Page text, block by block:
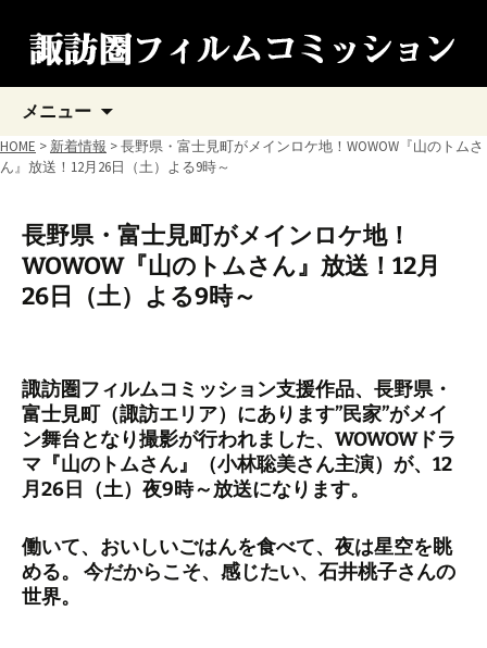
メニュー
テ
ン
ツ
ス
キ
ッ
HOME > 新着情報 > 長野県・富士見町がメインロケ地！WOWOW『山のトムさ
ん』放送！12月26日（土）よる9時～
長野県・富士見町がメインロケ地！
WOWOW『山のトムさん』放送！12月
26日（土）よる9時～
諏訪圏フィルムコミッション支援作品、長野県・
富士見町（諏訪エリア）にあります”民家”がメイ
ン舞台となり撮影が行われました、WOWOWドラ
マ『山のトムさん』（小林聡美さん主演）が、12
月26日（土）夜9時～放送になります。
働いて、おいしいごはんを食べて、夜は星空を眺
める。 今だからこそ、感じたい、石井桃子さんの
世界。